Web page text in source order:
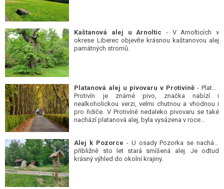
Kaštanová alej u Arnoltic - V Arnolticích v
okrese Liberec objevíte krásnou kaštanovou alej
památných stromů.
Platanová alej u pivovaru v Protivíně - Platan
Protivín je známé pivo, značka nabízí i
nealkoholickou verzi, velmi chutnou a vhodnou i
pro řidiče. V Protivíně nedaleko pivovaru se také
nachází platanová alej, byla vysázena v roce...
Alej k Pozorce - U osady Pozorka se nachází
přibližně sto let stará smíšená alej. Je odtud
krásný výhled do okolní krajiny.